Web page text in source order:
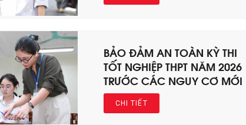
BẢO ĐẢM AN TOÀN KỲ THI
TỐT NGHIỆP THPT NĂM 2026
TRƯỚC CÁC NGUY CƠ MỚI
CHI TIẾT